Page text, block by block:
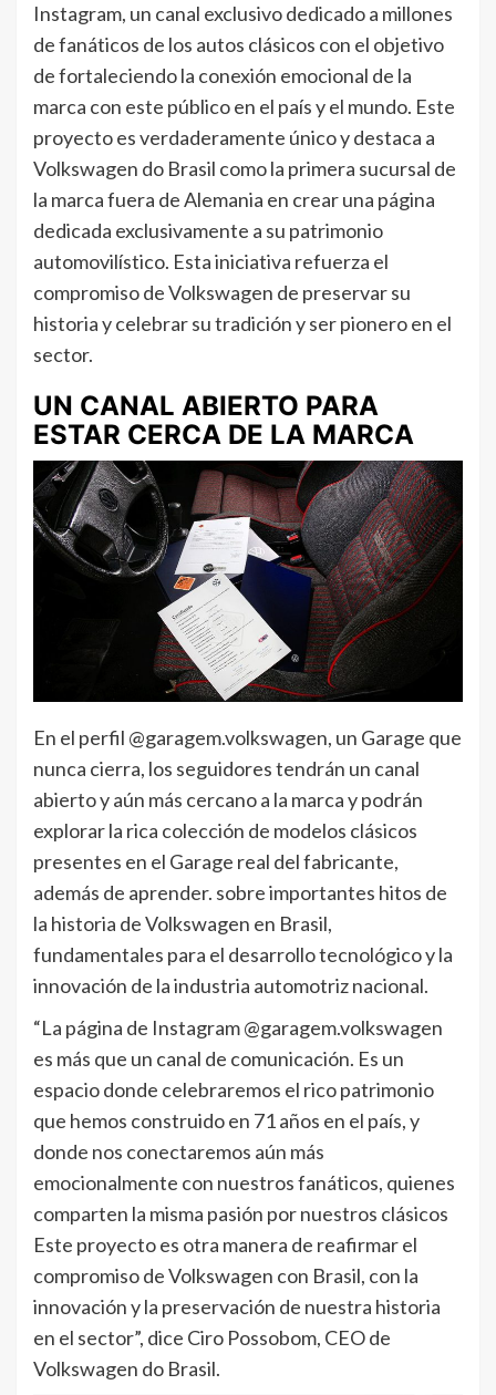
Instagram, un canal exclusivo dedicado a millones
de fanáticos de los autos clásicos con el objetivo
de fortaleciendo la conexión emocional de la
marca con este público en el país y el mundo. Este
proyecto es verdaderamente único y destaca a
Volkswagen do Brasil como la primera sucursal de
la marca fuera de Alemania en crear una página
dedicada exclusivamente a su patrimonio
automovilístico. Esta iniciativa refuerza el
compromiso de Volkswagen de preservar su
historia y celebrar su tradición y ser pionero en el
sector.
UN CANAL ABIERTO PARA
ESTAR CERCA DE LA MARCA
En el perfil @garagem.volkswagen, un Garage que
nunca cierra, los seguidores tendrán un canal
abierto y aún más cercano a la marca y podrán
explorar la rica colección de modelos clásicos
presentes en el Garage real del fabricante,
además de aprender. sobre importantes hitos de
la historia de Volkswagen en Brasil,
fundamentales para el desarrollo tecnológico y la
innovación de la industria automotriz nacional.
“La página de Instagram @garagem.volkswagen
es más que un canal de comunicación. Es un
espacio donde celebraremos el rico patrimonio
que hemos construido en 71 años en el país, y
donde nos conectaremos aún más
emocionalmente con nuestros fanáticos, quienes
comparten la misma pasión por nuestros clásicos
Este proyecto es otra manera de reafirmar el
compromiso de Volkswagen con Brasil, con la
innovación y la preservación de nuestra historia
en el sector”, dice Ciro Possobom, CEO de
Volkswagen do Brasil.